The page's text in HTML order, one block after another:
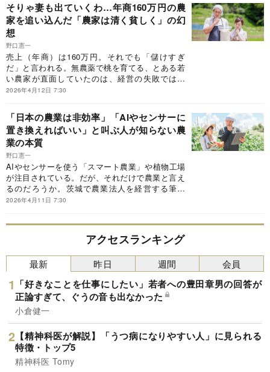
そりゃ妻も出ていくわ…年商160万円の農
家を追い込んだ「農家は清く貧しく」の幻
想
野口憲一
売上（年商）は160万円。それでも「儲けすぎ
だ」と言われる。無農薬で桃を育てる、とある若
い農家が直面していたのは、経営の失敗ではな
く、日本社会に根強い「農家は清く貧しくあるべ
理念と農業現場のギャップを読み解く。※本稿
は、野口憲一『コメ関税ゼロで日本農業の夜は明
ける』（新潮社）の一部を抜粋・編集したもので
す。
2026年4月12日 7:30
「日本の農業は非効率」「AIやセンサーに
置き換えればいい」と叫ぶ人が知らない農
業の本質
野口憲一
AIやセンサーを使う「スマート農業」や植物工場
が注目されている。だが、それだけで農業と言え
るのだろうか。茨城で農業法人を経営する筆者
は、こうした取り組みをあえて「野菜生産販売
の本質とは何か。※本稿は、野口憲一『コメ関税
ゼロで日本農業の夜は明ける』（新潮社）の一部
を抜粋・編集したものです。
2026年4月11日 7:30
アクセスランキング
最新
「好きなことを仕事にしたい」若者への豊田章男の回答が
正論すぎて、ぐうの音も出なかった
小倉健一
【精神科医が解説】「うつ病になりやすい人」に見られる
特徴・トップ5
精神科医 Tomy
昨日 週間 会員